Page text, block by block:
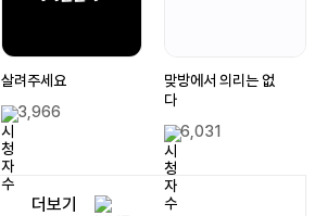
살려주세요
3,966
맞방에서 의리는 없
다
6,031
더보기